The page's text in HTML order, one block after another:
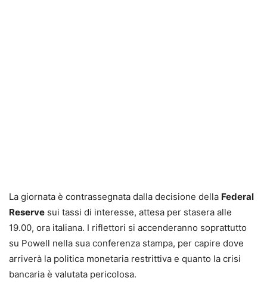
La giornata è contrassegnata dalla decisione della Federal
Reserve sui tassi di interesse, attesa per stasera alle
19.00, ora italiana. I riflettori si accenderanno soprattutto
su Powell nella sua conferenza stampa, per capire dove
arriverà la politica monetaria restrittiva e quanto la crisi
bancaria è valutata pericolosa.